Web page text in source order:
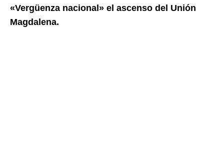
«Vergüenza nacional» el ascenso del Unión
Magdalena.